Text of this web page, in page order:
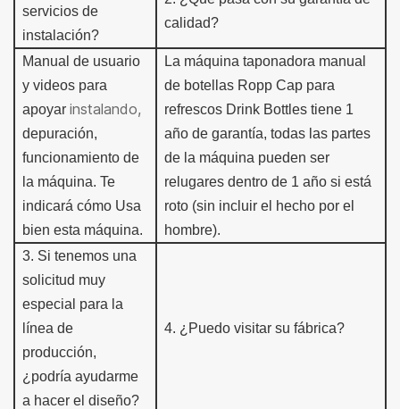
servicios de
instalación?
calidad?
Manual de usuario
y videos para
apoyar instalando,
depuración,
funcionamiento de
la máquina. Te
indicará cómo Usa
bien esta máquina.
La máquina taponadora manual
de botellas Ropp Cap para
refrescos Drink Bottles tiene 1
año de garantía, todas las partes
de la máquina pueden ser
re lugares dentro de 1 año si está
roto (sin incluir el hecho por el
hombre).
3. Si tenemos una
solicitud muy
especial para la
línea de
producción,
¿podría ayudarme
a hacer el diseño?
4. ¿Puedo visitar su fábrica?